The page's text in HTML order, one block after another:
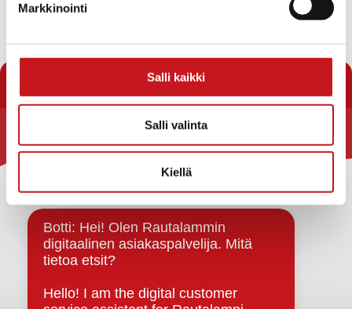
Markkinointi
Salli kaikki
Salli valinta
Kiellä
« Uutishuone
Rautalammin kunta
Strategiat, ohjelmat, ohjeet, suunnitelmat, säännöt ja
sopimukset
Asiakirjajulkisuuskuvaus
Evästeet